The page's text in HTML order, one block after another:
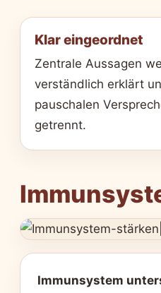
Klar eingeordnet
Zentrale Aussagen
verständlich erklärt
pauschalen
getrennt.
Immunsystem